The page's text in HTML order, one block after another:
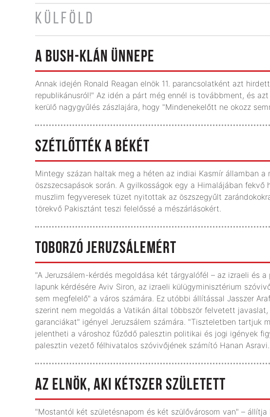
KÜLFÖLD
A BUSH-KLÁN ÜNNEPE
Annak idején Ronald Reagan elnök 11. parancsolatként azt
republikánusról!" Az idén a párt még ennél is továbbment, és
kerülő nagygyűlés zászlajára, hogy "Mindenekelőtt ne okozz
SZÉTLŐTTÉK A BÉKÉT
Mintegy százan haltak meg a héten az indiai Kasmír államban
öszszecsapások során. A gyilkosságok egy a Himalájában
muszlim fegyveresek tüzet nyitottak az öszszegyűlt
törekvő Pakisztánt teszi felelőssé a mészárlásokért.
TOBORZÓ JERUZSÁLEMÉRT
"A Jeruzsálem-kérdés megoldása két tárgyalófél – az izraeli és
lapunk kérdésére Aviv Siron, az izraeli külügyminisztérium
sem megfelelő" a város számára. Ez utóbbi állítással Jasszer
szerint nem megoldás a Vatikán által többször felvetett
garanciákat" igényel Jeruzsálem számára. "Tiszteletben tartjuk
jelentheti a városhoz fűződő palesztin politikai és jogi igények
palesztin vezető félhivatalos szóvivőjének számító Hanan Asravi.
AZ ELNÖK, AKI KÉTSZER SZÜLETETT
"Mostantól két születésnapom és két szülővárosom van" –